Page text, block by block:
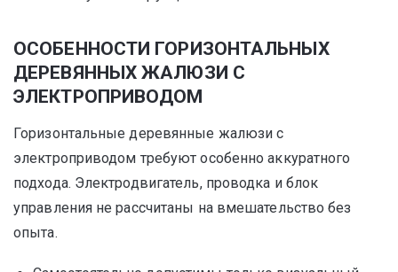
ОСОБЕННОСТИ ГОРИЗОНТАЛЬНЫХ
ДЕРЕВЯННЫХ ЖАЛЮЗИ С
ЭЛЕКТРОПРИВОДОМ
Горизонтальные деревянные жалюзи с
электроприводом требуют особенно аккуратного
подхода. Электродвигатель, проводка и блок
управления не рассчитаны на вмешательство без
опыта.